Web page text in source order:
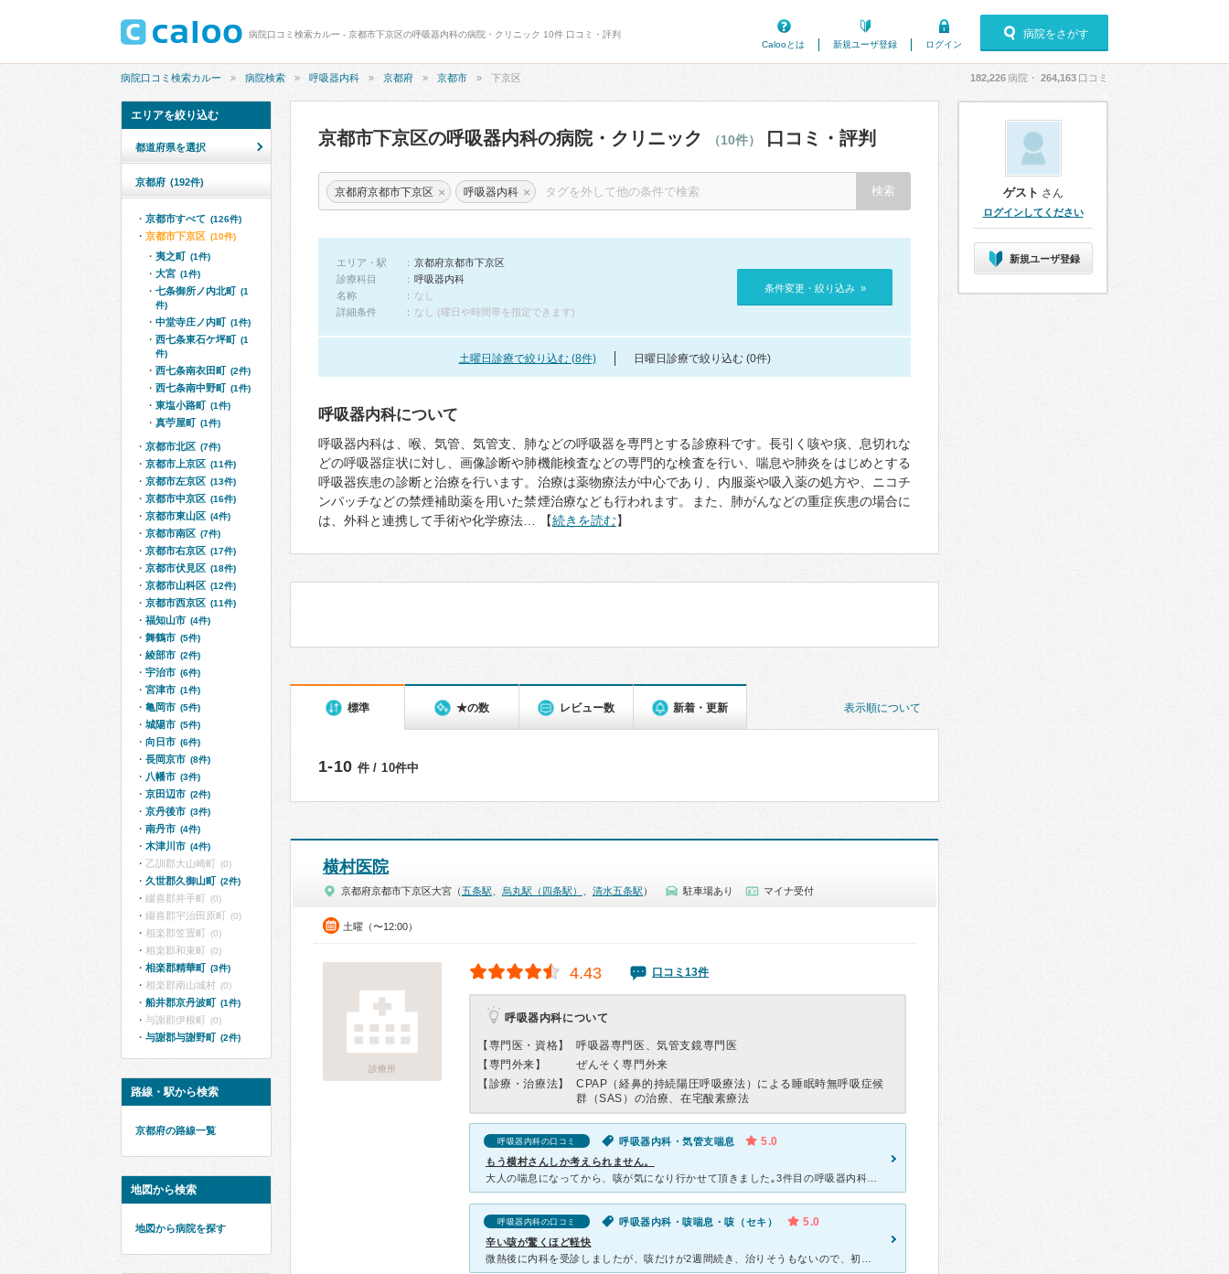
病院口コミ検索カルー - 京都市下京区の呼吸器内科の病院・クリニック 10件 口コミ・評判
Calooとは
新規ユーザ登録 ログイン
病院をさがす
病院口コミ検索カルー 病院検索 呼吸器内科 京都府 京都市 下京区 182,226病院・ 264,163 口コミ
京都市下京区の呼吸器内科の病院・クリニック （10件） 口コミ・評判
京都府京都市下京区 × 呼吸器内科 ×
エリア・駅
京都府京都市下京区
診療科目
呼吸器内科
名称
なし
詳細条件
なし (曜日や時間帯を指定できます)
条件変更・絞り込み »
土曜日診療で絞り込む (8件) 日曜日診療で絞り込む (0件)
呼吸器内科について
呼吸器内科は、喉、気管、気管支、肺などの呼吸器を専門とする診療科です。長引く咳や痰、息切れな
どの呼吸器症状に対し、画像診断や肺機能検査などの専門的な検査を行い、喘息や肺炎をはじめとする
呼吸器疾患の診断と治療を行います。治療は薬物療法が中心であり、内服薬や吸入薬の処方や、ニコチ
ンパッチなどの禁煙補助薬を用いた禁煙治療なども行われます。また、肺がんなどの重症疾患の場合に
は、外科と連携して手術や化学療法… 【続きを読む】
表示順について
標準 ★の数 レビュー数 新着・更新
1-10 件 / 10件中
横村医院
京都府京都市下京区大宮（五条駅 烏丸駅（四条駅） 清水五条駅 ） 駐車場あり マイナ受付
土曜（〜12:00）
診療所
4.43 口コミ13件
呼吸器内科について
【専門医・資格】
呼吸器専門医、気管支鏡専門医
【専門外来】
ぜんそく専門外来
【診療・治療法】
CPAP（経鼻的持続陽圧呼吸療法）による睡眠時無呼吸症候
群（SAS）の治療、在宅酸素療法
呼吸器内科の口コミ 呼吸器内科・気管支喘息 5.0
もう横村さんしか考えられません。
呼吸器内科の口コミ 呼吸器内科・咳喘息・咳（セキ） 5.0
辛い咳が驚くほど軽快
エリアを絞り込む
都道府県を選択
京都府 (192件)
京都市すべて (126件)
京都市下京区 (10件)
夷之町 (1件)
大宮 (1件)
七条御所ノ内北町 (1
件)
中堂寺庄ノ内町 (1件)
西七条東石ケ坪町 (1
件)
西七条南衣田町 (2件)
西七条南中野町 (1件)
東塩小路町 (1件)
真苧屋町 (1件)
京都市北区 (7件)
京都市上京区 (11件)
京都市左京区 (13件)
京都市中京区 (16件)
京都市東山区 (4件)
京都市南区 (7件)
京都市右京区 (17件)
京都市伏見区 (18件)
京都市山科区 (12件)
京都市西京区 (11件)
福知山市 (4件)
舞鶴市 (5件)
綾部市 (2件)
宇治市 (6件)
宮津市 (1件)
亀岡市 (5件)
城陽市 (5件)
向日市 (6件)
長岡京市 (8件)
八幡市 (3件)
京田辺市 (2件)
京丹後市 (3件)
南丹市 (4件)
木津川市 (4件)
乙訓郡大山崎町 (0)
久世郡久御山町 (2件)
綴喜郡井手町 (0)
綴喜郡宇治田原町 (0)
相楽郡笠置町 (0)
相楽郡和束町 (0)
相楽郡精華町 (3件)
相楽郡南山城村 (0)
船井郡京丹波町 (1件)
与謝郡伊根町 (0)
与謝郡与謝野町 (2件)
路線・駅から検索
京都府の路線一覧
地図から検索
地図から病院を探す
ゲスト さん
ログインしてください
新規ユーザ登録